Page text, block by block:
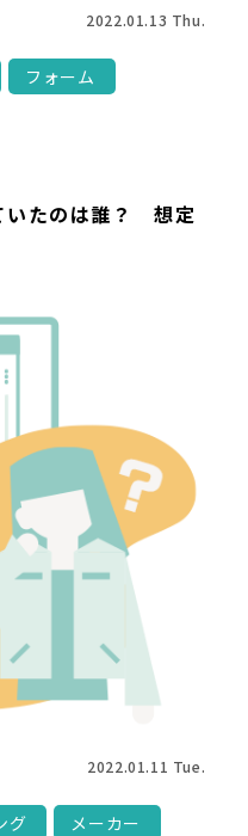
2022.01.13 Thu.
フォーム
いたのは誰？ 想定
2022.01.11 Tue.
グ
メーカー